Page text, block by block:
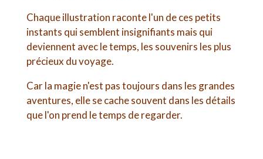
Chaque illustration raconte l'un de ces petits
instants qui semblent insignifiants mais qui
deviennent avec le temps, les souvenirs les plus
précieux du voyage.
Car la magie n'est pas toujours dans les grandes
aventures, elle se cache souvent dans les détails
que l'on prend le temps de regarder.